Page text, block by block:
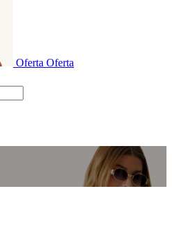
Oferta Oferta